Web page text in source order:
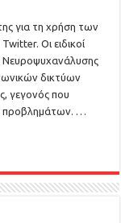
για τη χρήση των
Οι ειδικοί
Νευροψυχανάλυσης
δικτύων
γεγονός που
προβλημάτων. …